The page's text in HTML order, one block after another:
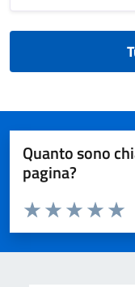
Quanto sono
pagina?
Valuta da 1 a 5 stelle la
Valuta
Valuta 3
Valuta 2 stelle
Valuta 1 stelle su 5